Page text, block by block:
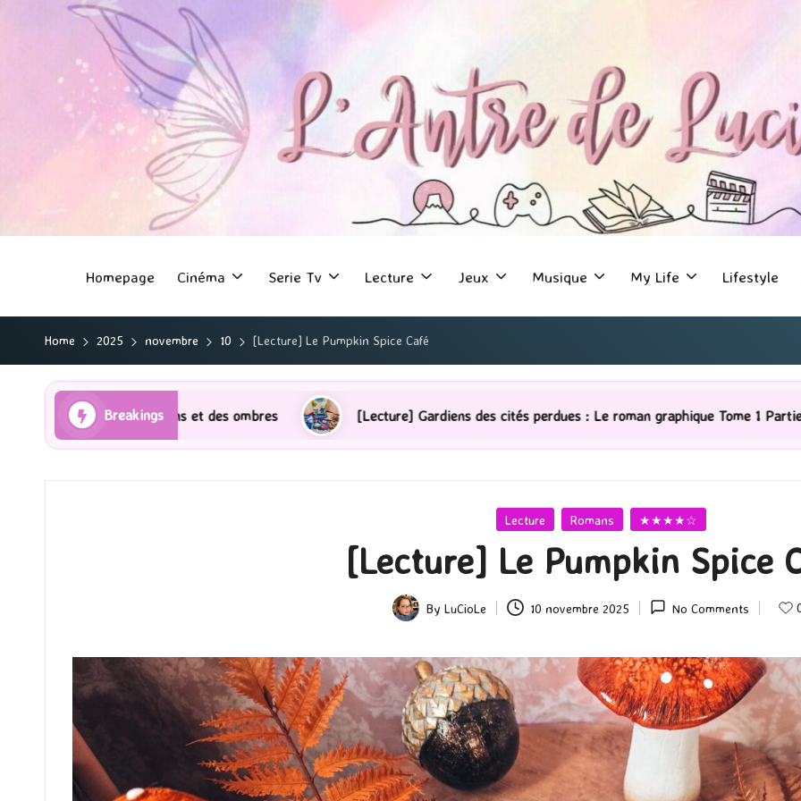
Homepage Cinéma Serie Tv Lecture Jeux Musique My Life Lifestyle
Home 2025 novembre 10 [Lecture] Le Pumpkin Spice Café
Breakings
et des ombres [Lecture] Gardiens des cités perdues : Le roman graphique Tome 1 Partie 2 [Série TV]
Posted
Lecture Romans ★★★★☆
[Lecture] Le Pumpkin Spice
Posted
ByLuCioLe 10 novembre 2025 No Comments